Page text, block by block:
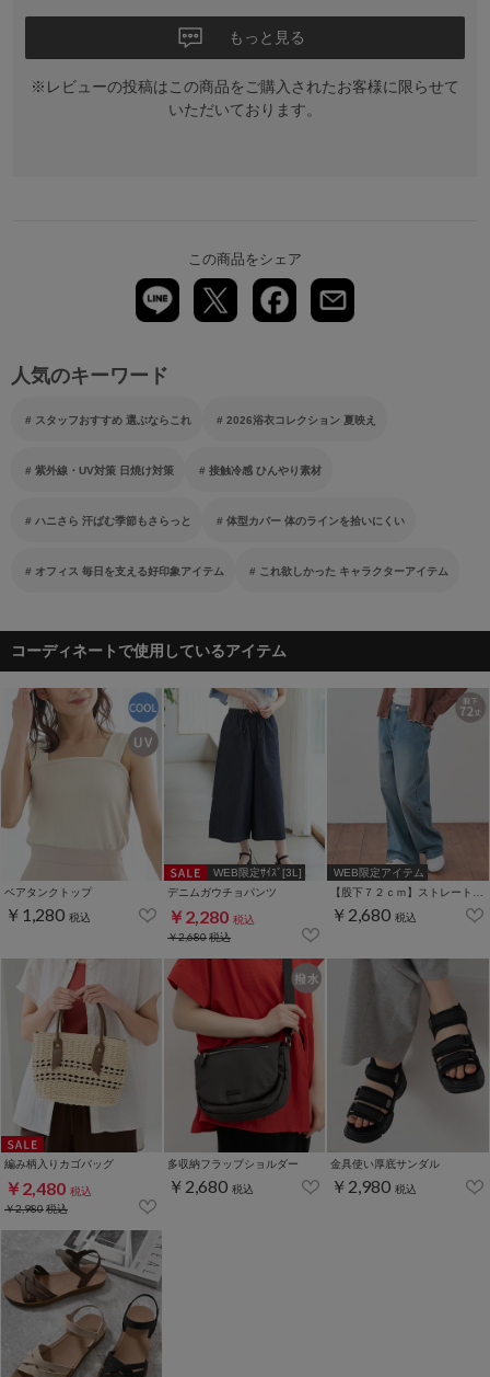
もっと見る
※レビューの投稿はこの商品をご購入されたお客様に限らせて
いただいております。
この商品をシェア
人気のキーワード
スタッフおすすめ 選ぶならこれ 2026浴衣コレクション 夏映え
紫外線・UV対策 日焼け対策 接触冷感 ひんやり素材
ハニさら 汗ばむ季節もさらっと 体型カバー 体のラインを拾いにくい
オフィス 毎日を支える好印象アイテム これ欲しかった キャラクターアイテム
コーディネートで使用しているアイテム
ベアタンクトップ
￥1,280 税込
WEB限定ｻｲｽﾞ[3L]
デニムガウチョパンツ
￥2,280 税込
￥2,680税込
WEB限定アイテム
【股下７２ｃｍ】ストレートパンツ(股下60/63/66/69/72cm展開)
￥2,680 税込
編み柄入りカゴバッグ
￥2,480 税込
￥2,980税込
多収納フラップショルダー
￥2,680 税込
金具使い厚底サンダル
￥2,980 税込